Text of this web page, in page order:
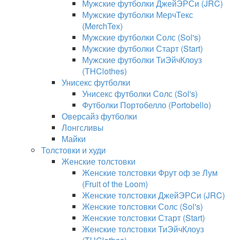
Мужские футболки ДжейЭРСи (JRC)
Мужские футболки МерчТекс
(MerchTex)
Мужские футболки Солс (Sol's)
Мужские футболки Старт (Start)
Мужские футболки ТиЭйчКлоуз
(THClothes)
Унисекс футболки
Унисекс футболки Солс (Sol's)
Футболки Портобелло (Portobello)
Оверсайз футболки
Лонгсливы
Майки
Толстовки и худи
Женские толстовки
Женские толстовки Фрут оф зе Лум
(Fruit of the Loom)
Женские толстовки ДжейЭРСи (JRC)
Женские толстовки Солс (Sol's)
Женские толстовки Старт (Start)
Женские толстовки ТиЭйчКлоуз